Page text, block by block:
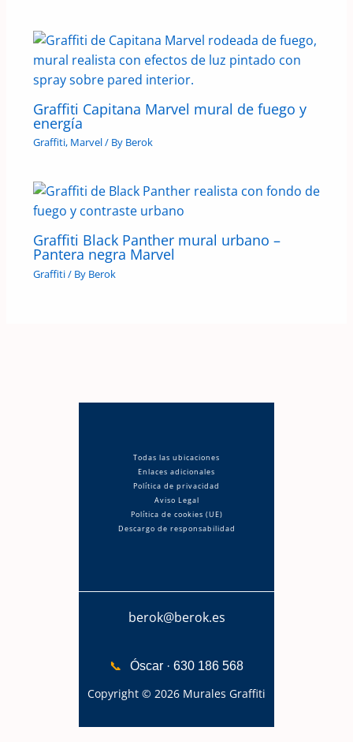
Graffiti Capitana Marvel mural de fuego y
energía
Graffiti, Marvel/ By Berok
Graffiti Black Panther mural urbano –
Pantera negra Marvel
Graffiti/ By Berok
Todas las ubicaciones
Enlaces adicionales
Política de privacidad
Aviso Legal
Política de cookies (UE)
Descargo de responsabilidad
berok@berok.es
📞 Óscar · 630 186 568
Copyright © 2026 Murales Graffiti